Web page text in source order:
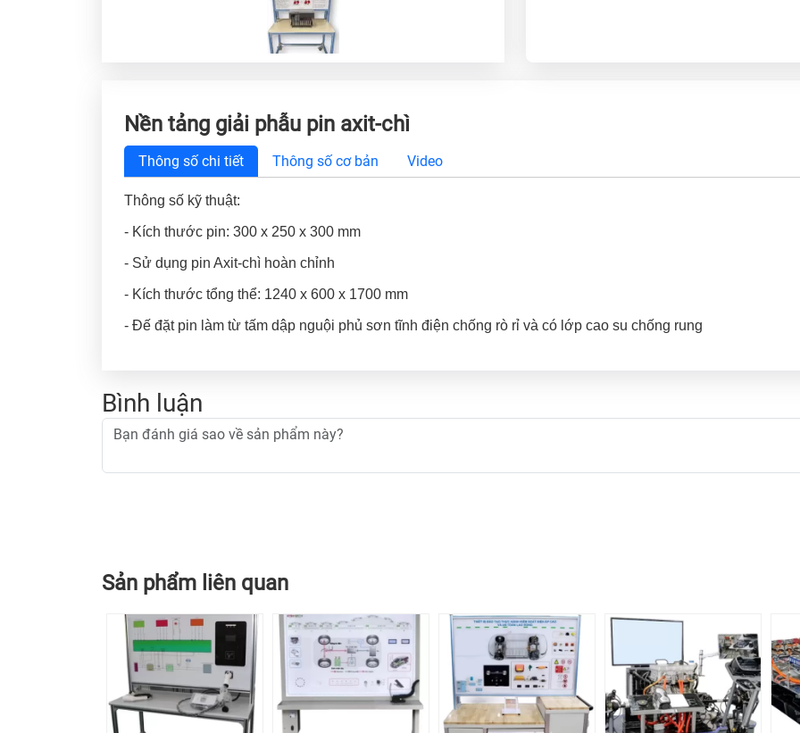
Nền tảng giải phẫu pin axit-chì
Thông số chi tiết Thông số cơ bản Video
Thông số kỹ thuật:
- Kích thước pin: 300 x 250 x 300 mm
- Sử dụng pin Axit-chì hoàn chỉnh
- Kích thước tổng thể: 1240 x 600 x 1700 mm
- Đế đặt pin làm từ tấm dập nguội phủ sơn tĩnh điện chống rò rỉ và có lớp cao su chống rung
Bình luận
Sản phẩm liên quan